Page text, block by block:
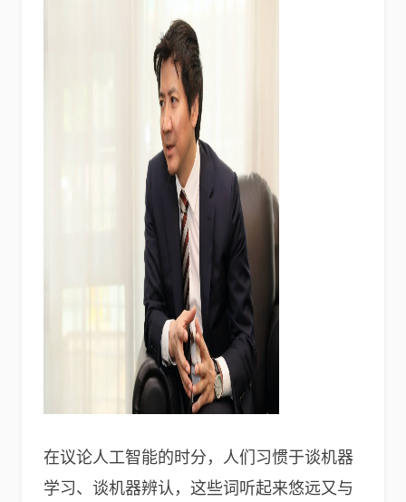
在议论人工智能的时分，人们习惯于谈机器
学习、谈机器辨认，这些词听起来悠远又与